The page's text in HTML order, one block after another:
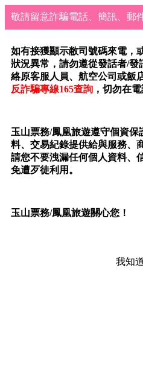
敬請留意詐騙電話、簡訊、郵
如有接獲顯示敝司號碼來電，
狀況異常，請勿遵從發話者/
絡原客服人員、航空公司或飯
反詐騙專線165查詢 ，切勿在
玉山票務/鳳凰旅遊遵守個資
料、交易紀錄提供給與服務、
請您不要洩漏任何個人資料、
免遭歹徒利用。
玉山票務/鳳凰旅遊關心您！
我知